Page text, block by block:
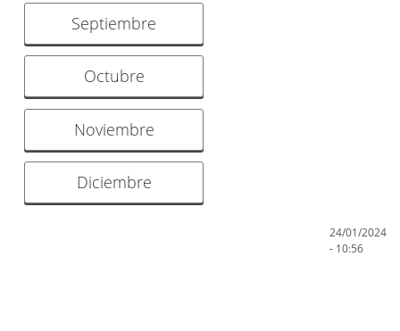
Septiembre
Octubre
Noviembre
Diciembre
24/01/2024
- 10:56